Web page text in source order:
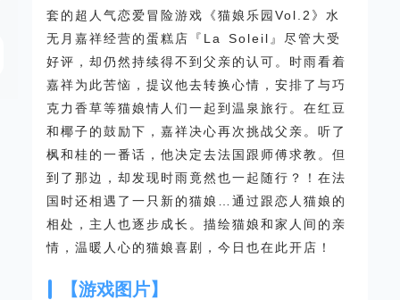
套的超人气恋爱冒险游戏《猫娘乐园Vol.2》水
无月嘉祥经营的蛋糕店『La Soleil』尽管大受
好评，却仍然持续得不到父亲的认可。时雨看着
嘉祥为此苦恼，提议他去转换心情，安排了与巧
克力香草等猫娘情人们一起到温泉旅行。在红豆
和椰子的鼓励下，嘉祥决心再次挑战父亲。听了
枫和桂的一番话，他决定去法国跟师傅求教。但
到了那边，却发现时雨竟然也一起随行？！在法
国时还相遇了一只新的猫娘…通过跟恋人猫娘的
相处，主人也逐步成长。描绘猫娘和家人间的亲
情，温暖人心的猫娘喜剧，今日也在此开店！
【游戏图片】